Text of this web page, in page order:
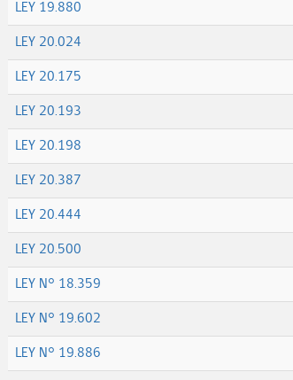
LEY 19.880
LEY 20.024
LEY 20.175
LEY 20.193
LEY 20.198
LEY 20.387
LEY 20.444
LEY 20.500
LEY N° 18.359
LEY N° 19.602
LEY N° 19.886